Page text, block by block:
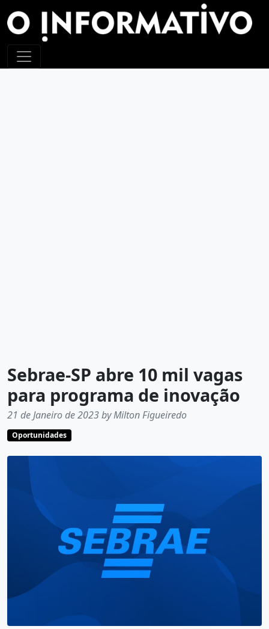
Sebrae-SP abre 10 mil vagas
para programa de inovação
21 de Janeiro de 2023 by Milton Figueiredo
Oportunidades